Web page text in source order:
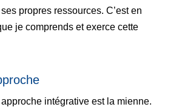
propres ressources. C’est en
je comprends et exerce cette
intégrative est la mienne.